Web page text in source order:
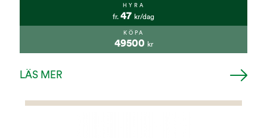
HYRA
fr. 47 kr/dag
KÖPA
49500 kr
LÄS MER